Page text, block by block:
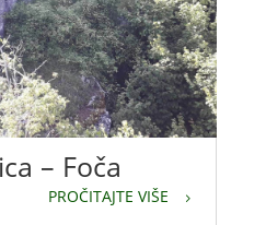
– Foča
PROČITAJTE VIŠE